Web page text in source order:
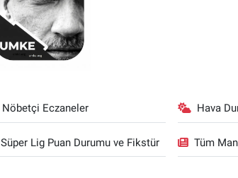
Nöbetçi Eczaneler Hava
Süper Lig Puan Durumu ve Fikstür Tüm